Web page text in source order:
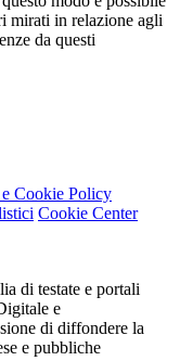
essere di
dell’utente,
e creare profili in
modo è possibile
mirati in relazione agli
Cookie Policy
Cookie Center